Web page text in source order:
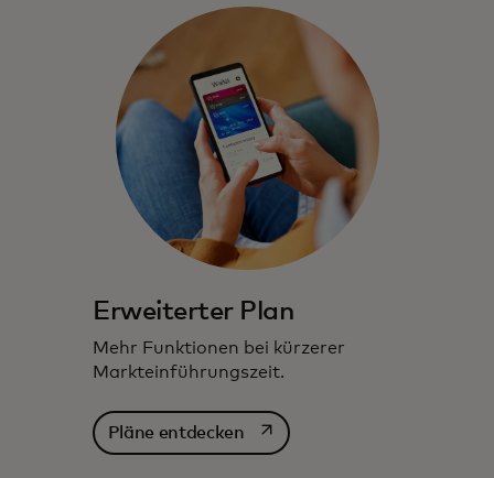
Erweiterter Plan
Mehr Funktionen bei kürzerer
Markteinführungszeit.
Pläne entdeckenwird in einer neuen